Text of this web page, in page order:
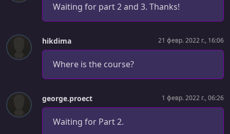
Waiting for part 2 and 3. Thanks!
hikdima 21 февр. 2022 г., 16:06
Where is the course?
george.proect 1 февр. 2022 г., 06:26
Waiting for Part 2.